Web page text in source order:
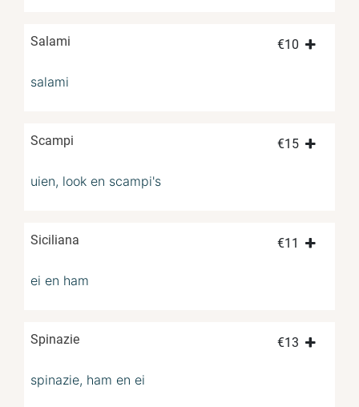
Salami €10
salami
Scampi €15
uien, look en scampi's
Siciliana €11
ei en ham
Spinazie €13
spinazie, ham en ei